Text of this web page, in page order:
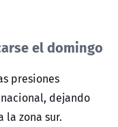
el domingo
presiones
dejando
zona sur.